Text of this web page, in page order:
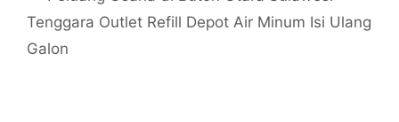
Tenggara Outlet Refill Depot Air Minum Isi Ulang
Galon